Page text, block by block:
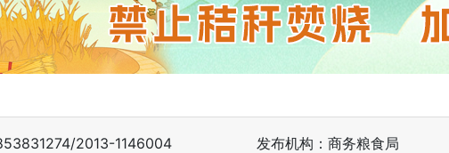
2013-1146004 发布机构：商务粮食局